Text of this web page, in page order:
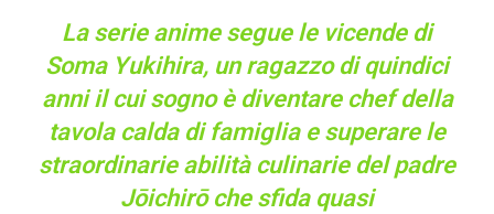
La serie anime segue le vicende di
Soma Yukihira, un ragazzo di quindici
anni il cui sogno è diventare chef della
tavola calda di famiglia e superare le
straordinarie abilità culinarie del padre
Jōichirō che sfida quasi